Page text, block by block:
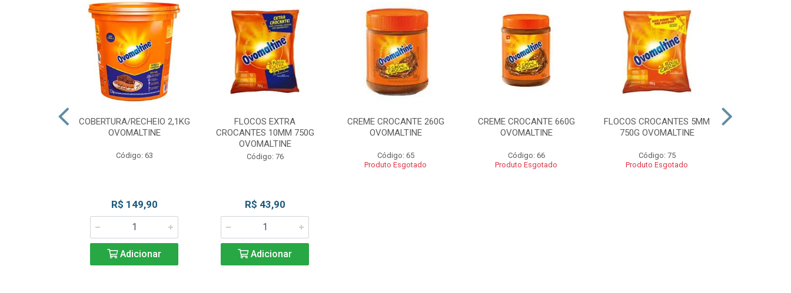
COBERTURA/RECHEIO 2,1KG
OVOMALTINE
Código: 63
R$ 149,90
Adicionar
FLOCOS EXTRA
CROCANTES 10MM 750G
OVOMALTINE
Código: 76
R$ 43,90
Adicionar
CREME CROCANTE 260G
OVOMALTINE
Código: 65
Produto Esgotado
CREME CROCANTE 660G
OVOMALTINE
Código: 66
Produto Esgotado
FLOCOS CROCANTES 5MM
750G OVOMALTINE
Código: 75
Produto Esgotado